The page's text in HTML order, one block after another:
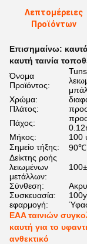
Λεπτομέρειες
Προϊόντων
Επισημαίνω:
καυτή ταινία
Όνομα
Προϊόντος:
Χρώμα:
Πλάτος:
Πάχος:
Μήκος:
100
Σημείο τήξης:
90℃
Δείκτης ροής
λειωμένων
μετάλλων:
Σύνθεση:
Συσκευασία:
εφαρμογή:
EAA ταινιών
καυτή για το
ανθεκτικό